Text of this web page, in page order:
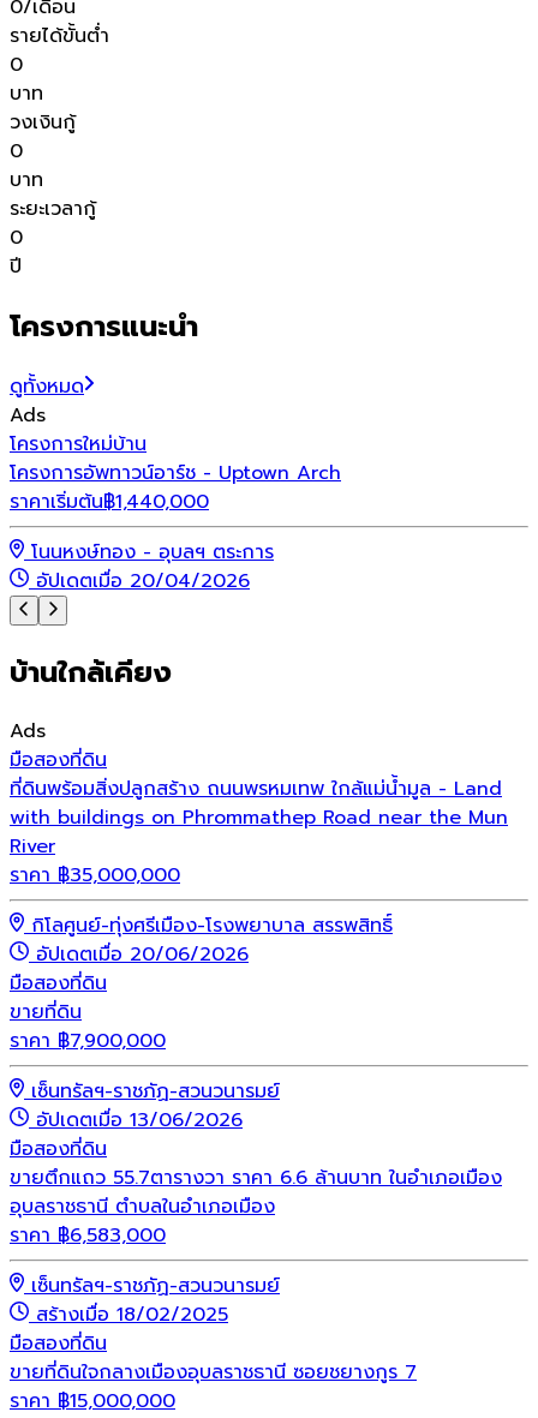
0/เดือน
รายได้ขั้นต่ำ
0
บาท
วงเงินกู้
0
บาท
ระยะเวลากู้
0
ปี
โครงการแนะนำ
ดูทั้งหมด
Ads
โครงการใหม่บ้าน
โครงการอัพทาวน์อาร์ช - Uptown Arch
ราคาเริ่มต้น฿1,440,000
โนนหงษ์ทอง - อุบลฯ ตระการ
อัปเดตเมื่อ 20/04/2026
บ้านใกล้เคียง
Ads
มือสองที่ดิน
ที่ดินพร้อมสิ่งปลูกสร้าง ถนนพรหมเทพ ใกล้แม่น้ำมูล - Land
with buildings on Phrommathep Road near the Mun
River
ราคา ฿35,000,000
กิโลศูนย์-ทุ่งศรีเมือง-โรงพยาบาล สรรพสิทธิ์
อัปเดตเมื่อ 20/06/2026
มือสองที่ดิน
ขายที่ดิน
ราคา ฿7,900,000
เซ็นทรัลฯ-ราชภัฏ-สวนวนารมย์
อัปเดตเมื่อ 13/06/2026
มือสองที่ดิน
ขายตึกแถว 55.7ตารางวา ราคา 6.6 ล้านบาท ในอำเภอเมือง
อุบลราชธานี ตำบลในอำเภอเมือง
ราคา ฿6,583,000
เซ็นทรัลฯ-ราชภัฏ-สวนวนารมย์
สร้างเมื่อ 18/02/2025
มือสองที่ดิน
ขายที่ดินใจกลางเมืองอุบลราชธานี ซอยชยางกูร 7
ราคา ฿15,000,000